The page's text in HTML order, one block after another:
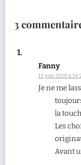
3
Fanny
15 juin 2010 à
Je ne me
la
Les
Avant